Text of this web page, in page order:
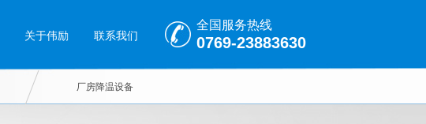
全国服务热线
0769-23883630
关于伟励 联系我们
厂房降温设备